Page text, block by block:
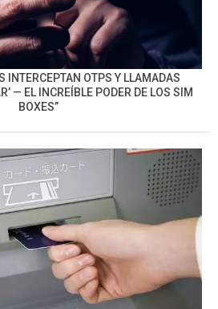
INTERCEPTAN OTPS Y LLAMADAS
— EL INCREÍBLE PODER DE LOS SIM
BOXES”